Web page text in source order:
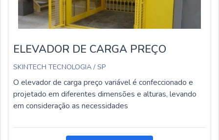
ELEVADOR DE CARGA PREÇO
SKINTECH TECNOLOGIA / SP
O elevador de carga preço variável é confeccionado e
projetado em diferentes dimensões e alturas, levando
em consideração as necessidades